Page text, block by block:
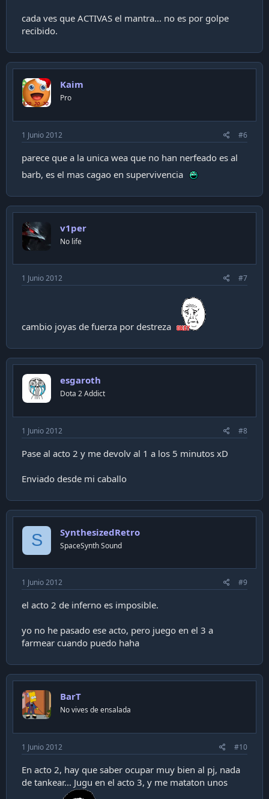
cada ves que ACTIVAS el mantra... no es por golpe
recibido.
Kaim
Pro
1 Junio 2012 #6
parece que a la unica wea que no han nerfeado es al
barb, es el mas cagao en supervivencia
v1per
No life
1 Junio 2012 #7
cambio joyas de fuerza por destreza
esgaroth
Dota 2 Addict
1 Junio 2012 #8
Pase al acto 2 y me devolv al 1 a los 5 minutos xD
Enviado desde mi caballo
S SynthesizedRetro
SpaceSynth Sound
1 Junio 2012 #9
el acto 2 de inferno es imposible.
yo no he pasado ese acto, pero juego en el 3 a
farmear cuando puedo haha
BarT
No vives de ensalada
1 Junio 2012 #10
En acto 2, hay que saber ocupar muy bien al pj, nada
de tankear... Jugu en el acto 3, y me mataton unos